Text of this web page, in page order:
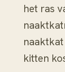
het ras
kitten